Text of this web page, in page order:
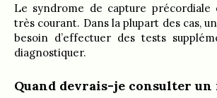
Le syndrome de capture
très courant. Dans la plupart des cas,
besoin d’effectuer des tests
diagnostiquer.
Quand devrais-je consulter un